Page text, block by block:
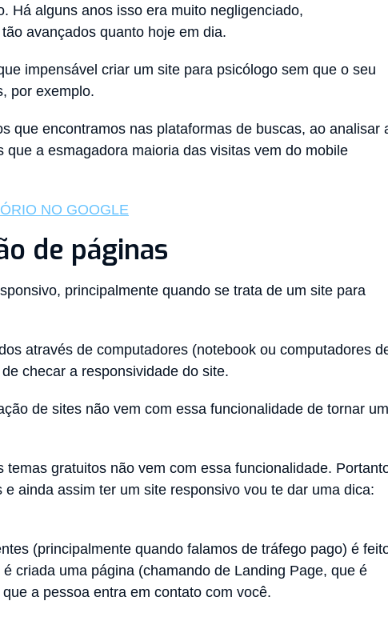
Há alguns anos isso era muito negligenciado,
avançados quanto hoje em dia.
impensável criar um site para psicólogo sem que o seu
por exemplo.
que encontramos nas plataformas de buscas, ao analisar
a esmagadora maioria das visitas vem do mobile
NO GOOGLE
de páginas
principalmente quando se trata de um site para
através de computadores (notebook ou computadores
checar a responsividade do site.
de sites não vem com essa funcionalidade de tornar um
gratuitos não vem com essa funcionalidade.
ainda assim ter um site responsivo vou te dar uma dica:
(principalmente quando falamos de tráfego pago) é
criada uma página (chamando de Landing Page, que é
a pessoa entra em contato com você.